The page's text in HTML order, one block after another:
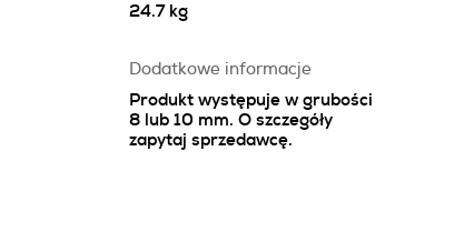
24.7 kg
Dodatkowe informacje
Produkt występuje w grubości
8 lub 10 mm. O szczegóły
zapytaj sprzedawcę.